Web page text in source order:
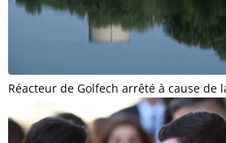
Réacteur de Golfech arrêté à cause de